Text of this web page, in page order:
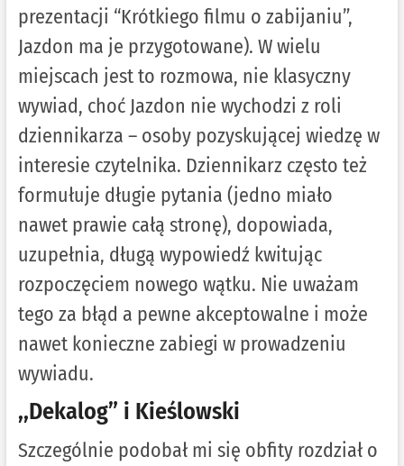
prezentacji “Krótkiego filmu o zabijaniu”,
Jazdon ma je przygotowane). W wielu
miejscach jest to rozmowa, nie klasyczny
wywiad, choć Jazdon nie wychodzi z roli
dziennikarza – osoby pozyskującej wiedzę w
interesie czytelnika. Dziennikarz często też
formułuje długie pytania (jedno miało
nawet prawie całą stronę), dopowiada,
uzupełnia, długą wypowiedź kwitując
rozpoczęciem nowego wątku. Nie uważam
tego za błąd a pewne akceptowalne i może
nawet konieczne zabiegi w prowadzeniu
wywiadu.
,,Dekalog” i Kieślowski
Szczególnie podobał mi się obfity rozdział o